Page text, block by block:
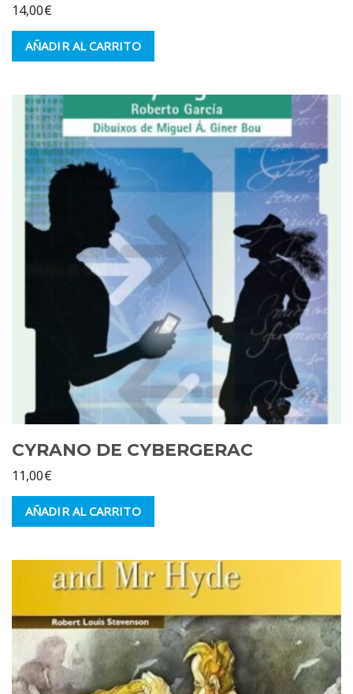
14,00€
AÑADIR AL CARRITO
CYRANO DE CYBERGERAC
11,00€
AÑADIR AL CARRITO